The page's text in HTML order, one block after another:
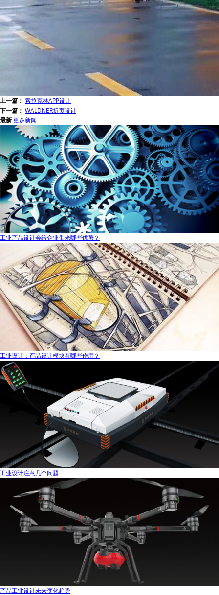
上一篇： 索拉克林APP设计
下一篇： WALDNER折页设计
最新更多新闻
工业产品设计会给企业带来哪些优势？
工业设计：产品设计模块有哪些作用？
工业设计注意几个问题
产品工业设计未来变化趋势